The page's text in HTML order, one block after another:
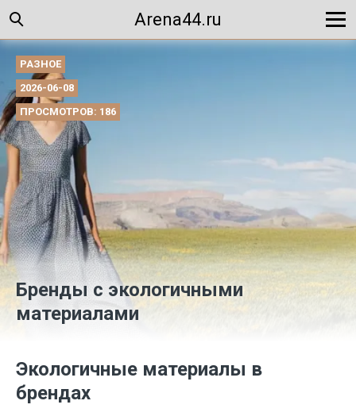
Arena44.ru
РАЗНОЕ
2026-06-08
ПРОСМОТРОВ: 186
Бренды с экологичными
материалами
Экологичные материалы в
брендах